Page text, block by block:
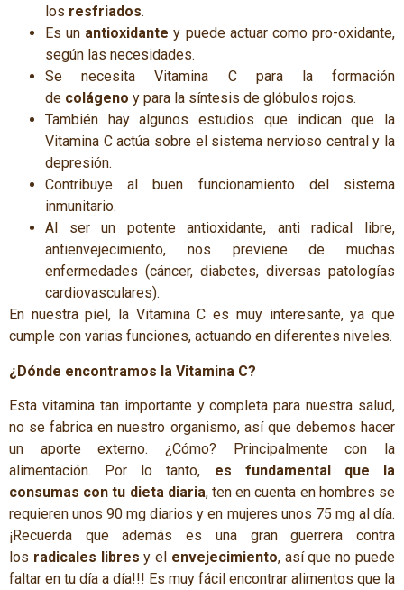
los resfriados.
Es un antioxidante y puede actuar como pro-oxidante,
según las necesidades.
Se necesita Vitamina C para la formación
de colágeno y para la síntesis de glóbulos rojos.
También hay algunos estudios que indican que la
Vitamina C actúa sobre el sistema nervioso central y la
depresión.
Contribuye al buen funcionamiento del sistema
inmunitario.
Al ser un potente antioxidante, anti radical libre,
antienvejecimiento, nos previene de muchas
enfermedades (cáncer, diabetes, diversas patologías
cardiovasculares).
En nuestra piel, la Vitamina C es muy interesante, ya que
cumple con varias funciones, actuando en diferentes niveles.
¿Dónde encontramos la Vitamina C?
Esta vitamina tan importante y completa para nuestra salud,
no se fabrica en nuestro organismo, así que debemos hacer
un aporte externo. ¿Cómo? Principalmente con la
alimentación. Por lo tanto, es fundamental que la
consumas con tu dieta diaria, ten en cuenta en hombres se
requieren unos 90 mg diarios y en mujeres unos 75 mg al día.
¡Recuerda que además es una gran guerrera contra
los radicales libres y el envejecimiento, así que no puede
faltar en tu día a día!!! Es muy fácil encontrar alimentos que la